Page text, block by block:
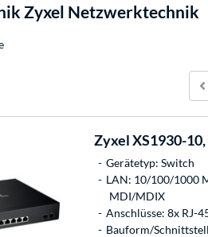
Zyxel Netzwerktechnik
ZyxelXS1930-
Gerätetyp: Switch
LAN: 10/100/1000
MDI/MDIX
Anschlüsse: 8x RJ-
Bauform/